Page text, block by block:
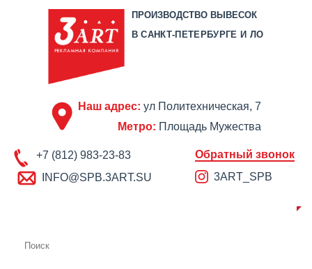
ПРОИЗВОДСТВО ВЫВЕСОК
В САНКТ-ПЕТЕРБУРГЕ И ЛО
Наш адрес: ул Политехническая, 7
Метро: Площадь Мужества
+7 (812) 983-23-83
INFO@SPB.3ART.SU
Обратный звонок
3ART_SPB